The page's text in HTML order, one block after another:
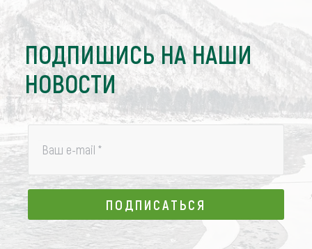
ПОДПИШИСЬ НА НАШИ
НОВОСТИ
Ваш e-mail *
ПОДПИСАТЬСЯ
ПОДПИСАТЬСЯ